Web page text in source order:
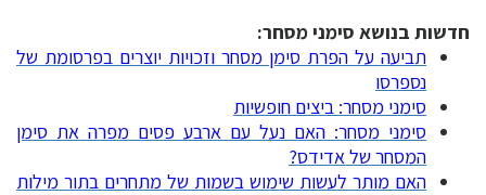
חדשות בנושא סימני מסחר:
תביעה על הפרת סימן מסחר וזכויות יוצרים בפרסומת של
נספרסו
סימני מסחר: ביצים חופשיות
סימני מסחר: האם נעל עם ארבע פסים מפרה את סימן
המסחר של אדידס?
האם מותר לעשות שימוש בשמות של מתחרים בתור מילות